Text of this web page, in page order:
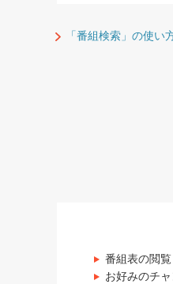
「番組検索」の使い
番組表の閲
お好みのチ